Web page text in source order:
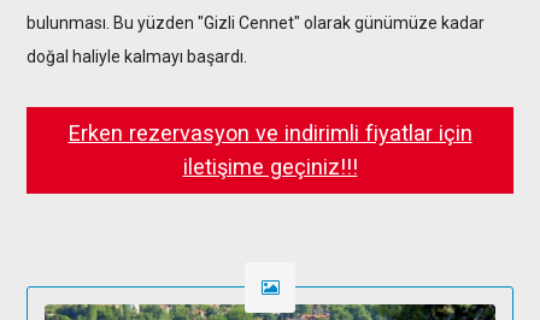
bulunması. Bu yüzden "Gizli Cennet" olarak günümüze kadar
doğal haliyle kalmayı başardı.
Erken rezervasyon ve indirimli fiyatlar için
iletişime geçiniz!!!